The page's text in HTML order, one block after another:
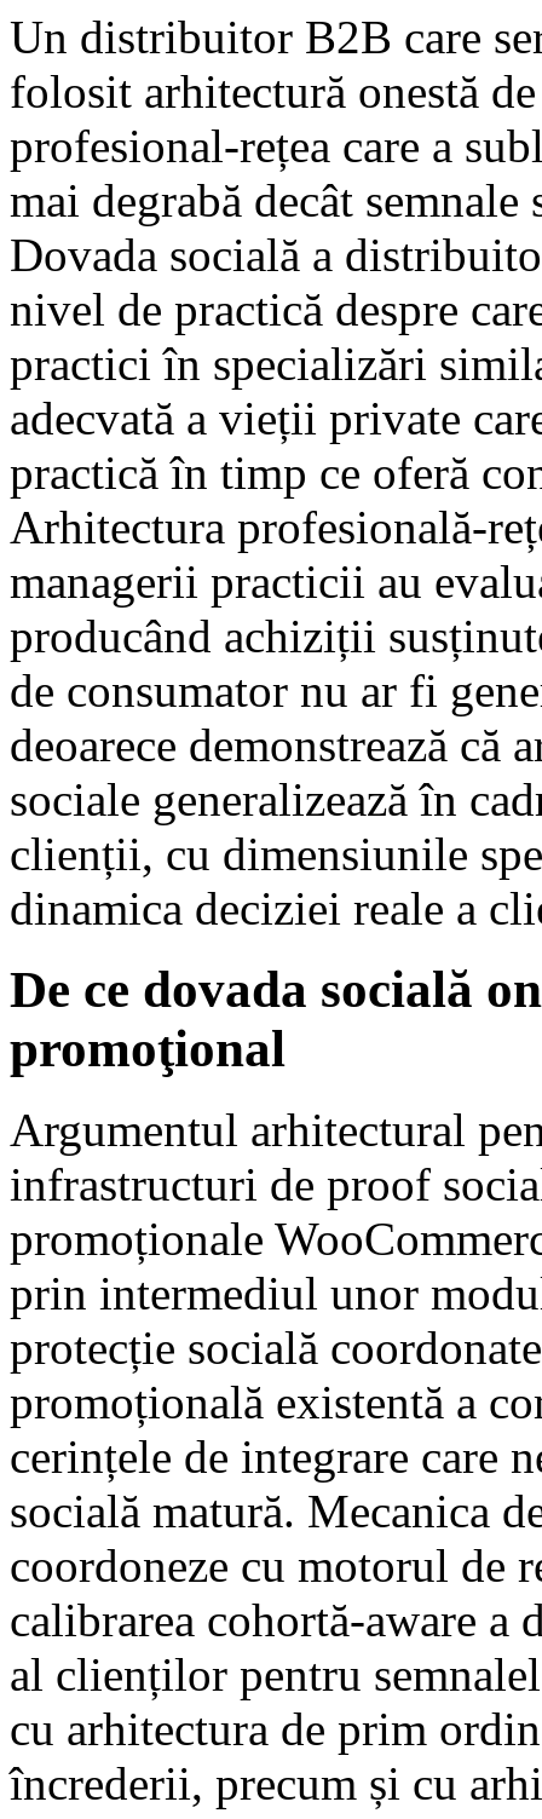
Un distribuitor B2B care
folosit arhitectură onestă
profesional-rețea care a
mai degrabă decât
Dovada socială a
nivel de practică despre
practici în specializări
adecvată a vieții private
practică în timp ce oferă
Arhitectura profesională-
managerii practicii au
producând achiziții
de consumator nu ar fi
deoarece demonstrează că
sociale generalizează în
clienții, cu dimensiunile
dinamica deciziei reale a
De ce dovada socială
promoţional
Argumentul arhitectural
infrastructuri de proof
promoționale
prin intermediul unor
protecție socială
promoțională existentă a
cerințele de integrare care
socială matură. Mecanica
coordoneze cu motorul de
calibrarea cohortă-aware
al clienților pentru
cu arhitectura de prim
încrederii, precum și cu